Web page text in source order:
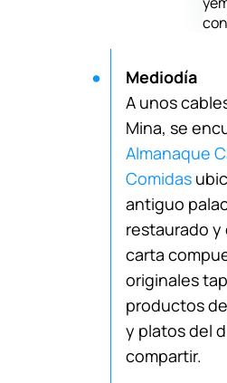
Mediodía
A unos
Mina, se
Almanaque
Comidas
antiguo
restaurado y
carta
originales
productos
y platos del
compartir.